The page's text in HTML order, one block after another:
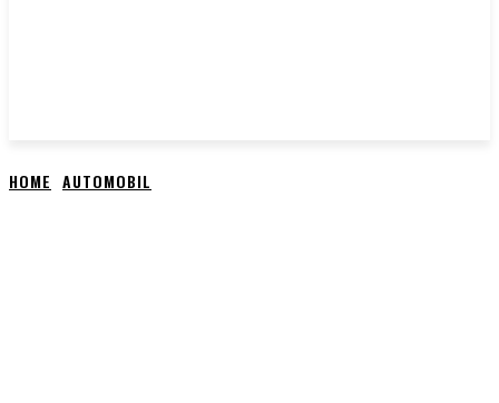
HOME AUTOMOBIL